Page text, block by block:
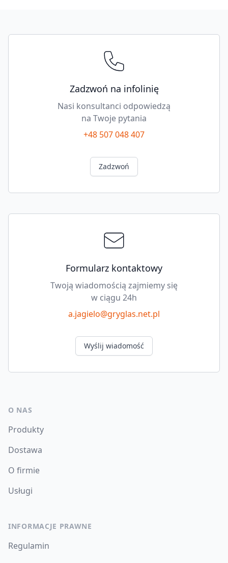
Zadzwoń na infolinię
Nasi konsultanci odpowiedzą
na Twoje pytania
+48 507 048 407
Zadzwoń
Formularz kontaktowy
Twoją wiadomością zajmiemy się
w ciągu 24h
a.jagielo@gryglas.net.pl
Wyślij wiadomość
O NAS
Produkty
Dostawa
O firmie
Usługi
INFORMACJE PRAWNE
Regulamin